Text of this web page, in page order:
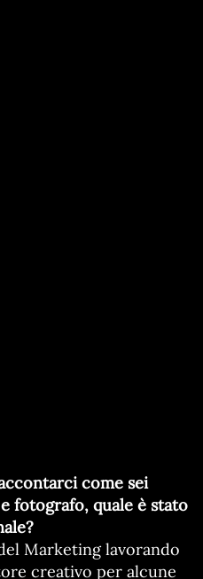
come sei
fotografo, quale è stato
Marketing lavorando
creativo per alcune